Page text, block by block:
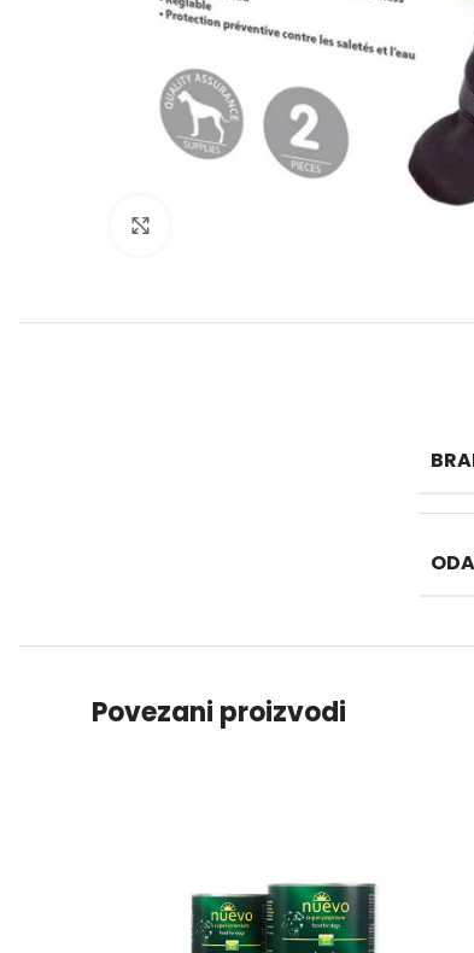
Povezani proizvodi